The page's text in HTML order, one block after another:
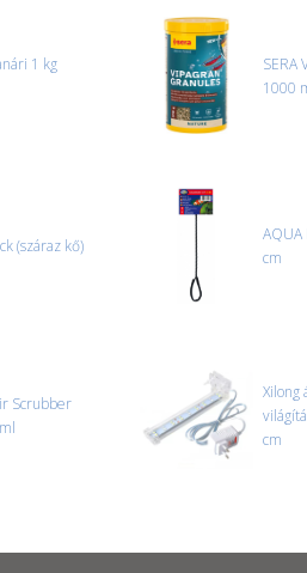
1 kg
SERA
1000
(száraz kő)
AQUA
cm
Scrubber
Xilong
cm